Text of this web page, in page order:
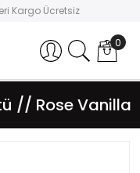
Kargo Ücretsiz
Hesabım 0
// Rose Vanilla